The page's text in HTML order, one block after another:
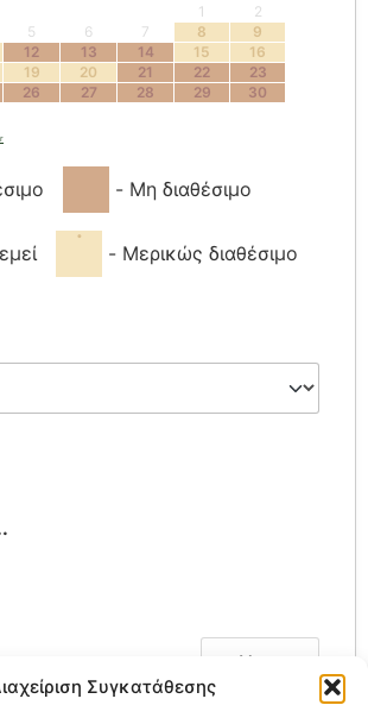
Συγκατάθεσης
1
2
5 6 7 8
9
12 13 14 15
16
19 20 21 22
23
26 27 28 29
30
- Μη διαθέσιμο
·
- Μερικώς διαθέσιμο
Next